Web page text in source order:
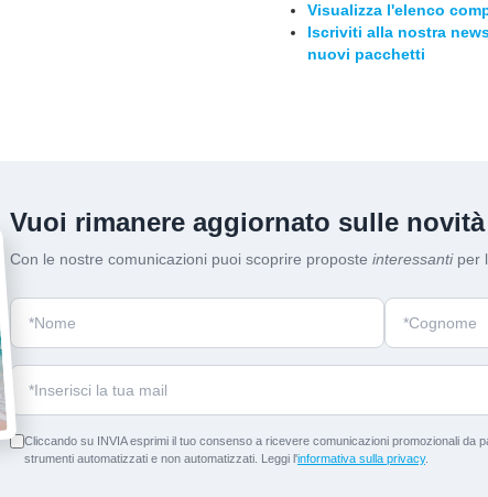
Visualizza l'elenco
Iscriviti alla nostra
nuovi pacchetti
Vuoi rimanere aggiornato sulle
Con le nostre comunicazioni puoi scoprire proposte interessantiper
Cliccando su INVIA esprimi il tuo consenso a ricevere comunicazioni promozionali da
strumenti automatizzati e non automatizzati. Leggi l'informativa sulla privacy.